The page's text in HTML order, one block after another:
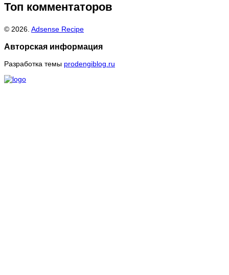
Топ комментаторов
© 2026. Adsense Recipe
Авторская информация
Разработка темы prodengiblog.ru